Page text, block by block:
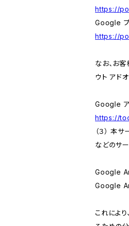
https://
Google プ
https://
なお、お
ウト アド
Google ア
https://
（３） 本
などのサ
Google
Google
これによ